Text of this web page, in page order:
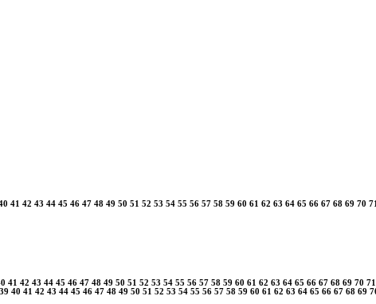
41 42 43 44 45 46 47 48 49 50 51 52 53 54 55 56 57 58 59 60 61 62 63 64 65 66 67 68 69 70 71
41 42 43 44 45 46 47 48 49 50 51 52 53 54 55 56 57 58 59 60 61 62 63 64 65 66 67 68 69 70 71
39 40 41 42 43 44 45 46 47 48 49 50 51 52 53 54 55 56 57 58 59 60 61 62 63 64 65 66 67 68 69